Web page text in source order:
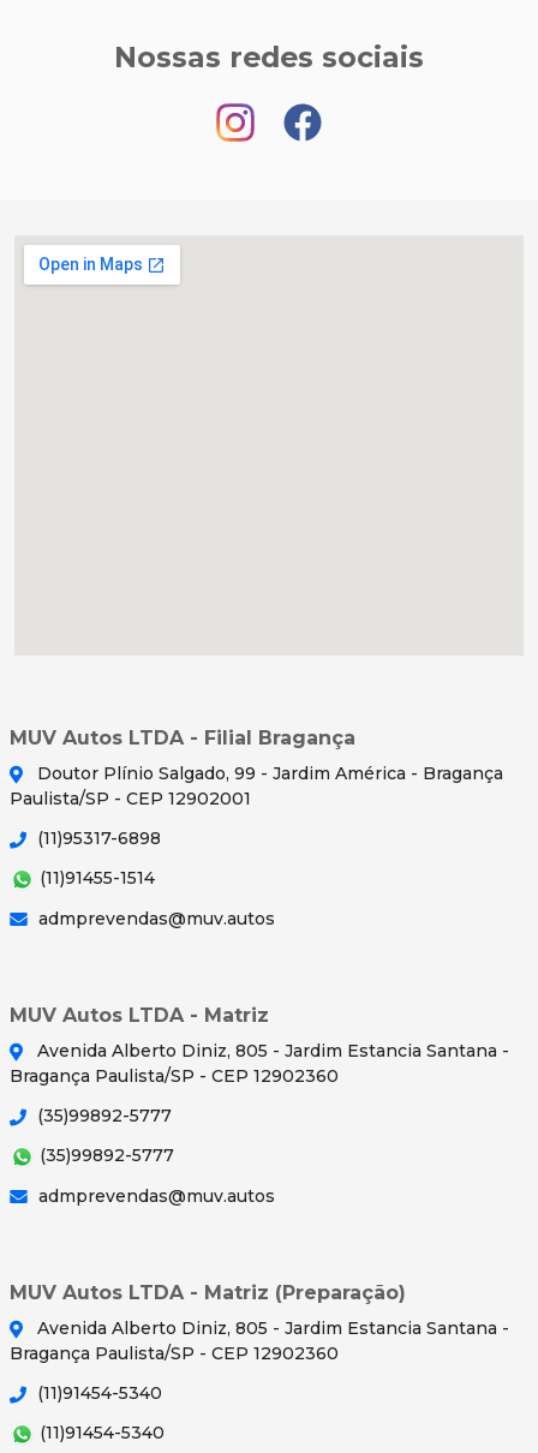
Nossas redes sociais
MUV Autos LTDA - Filial Bragança
Doutor Plínio Salgado, 99 - Jardim América - Bragança
Paulista/SP - CEP 12902001
(11)95317-6898
(11)91455-1514
admprevendas@muv.autos
MUV Autos LTDA - Matriz
Avenida Alberto Diniz, 805 - Jardim Estancia Santana -
Bragança Paulista/SP - CEP 12902360
(35)99892-5777
(35)99892-5777
admprevendas@muv.autos
MUV Autos LTDA - Matriz (Preparação)
Avenida Alberto Diniz, 805 - Jardim Estancia Santana -
Bragança Paulista/SP - CEP 12902360
(11)91454-5340
(11)91454-5340